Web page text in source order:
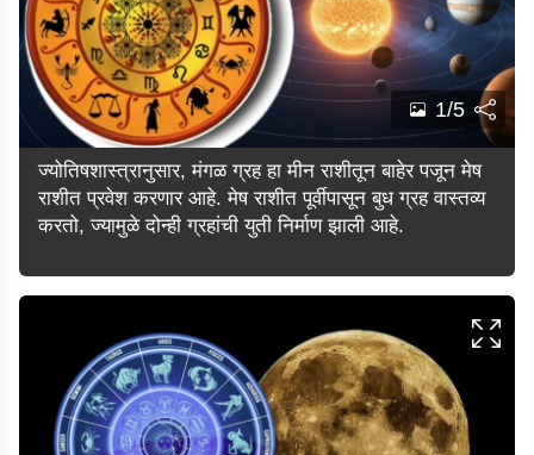
1/5
ज्योतिषशास्त्रानुसार, मंगळ ग्रह हा मीन राशीतून बाहेर पजून मेष
राशीत प्रवेश करणार आहे. मेष राशीत पूर्वीपासून बुध ग्रह वास्तव्य
करतो, ज्यामुळे दोन्ही ग्रहांची युती निर्माण झाली आहे.